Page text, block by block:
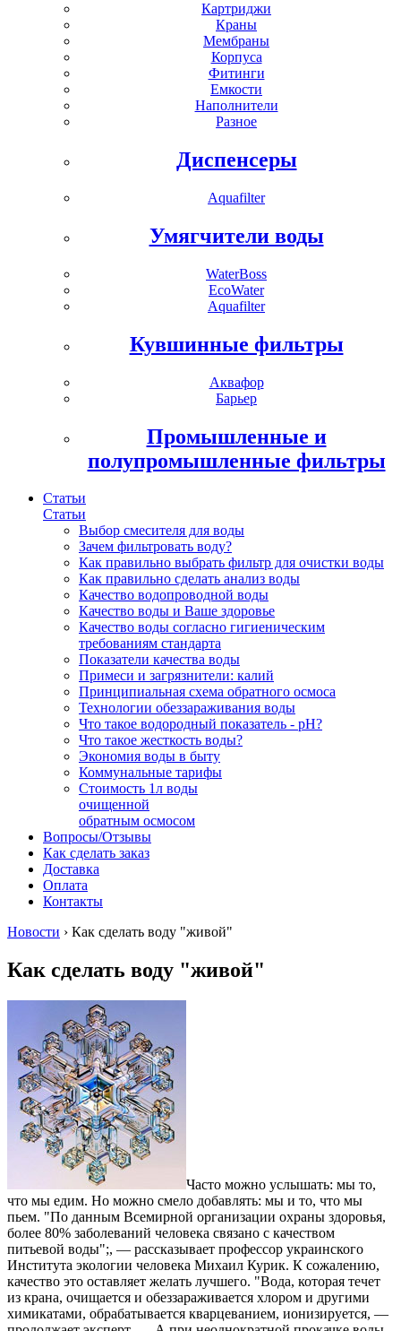
Картриджи
Краны
Мембраны
Корпуса
Фитинги
Емкости
Наполнители
Разное
Диспенсеры
Aquafilter
Умягчители воды
WaterBoss
EcoWater
Aquafilter
Кувшинные фильтры
Аквафор
Барьер
Промышленные и
полупромышленные фильтры
Статьи
Статьи
Выбор смесителя для воды
Зачем фильтровать воду?
Как правильно выбрать фильтр для очистки воды
Как правильно сделать анализ воды
Качество водопроводной воды
Качество воды и Ваше здоровье
Качество воды согласно гигиеническим
требованиям стандарта
Показатели качества воды
Примеси и загрязнители: калий
Принципиальная схема обратного осмоса
Технологии обеззараживания воды
Что такое водородный показатель - рН?
Что такое жесткость воды?
Экономия воды в быту
Коммунальные тарифы
Стоимость 1л воды
очищенной
обратным осмосом
Вопросы/Отзывы
Как сделать заказ
Доставка
Оплата
Контакты
Новости › Как сделать воду "живой"
Как сделать воду "живой"
Часто можно услышать: мы то,
что мы едим. Но можно смело добавлять: мы и то, что мы
пьем. "По данным Всемирной организации охраны здоровья,
более 80% заболеваний человека связано с качеством
питьевой воды";, — рассказывает профессор украинского
Института экологии человека Михаил Курик. К сожалению,
качество это оставляет желать лучшего. "Вода, которая течет
из крана, очищается и обеззараживается хлором и другими
химикатами, обрабатывается кварцеванием, ионизируется, —